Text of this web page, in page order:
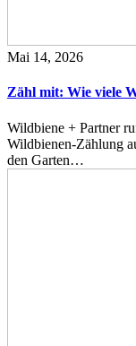
Mai 14, 2026
Zähl mit: Wie viele
Wildbiene + Partner
Wildbienen-Zählung
den Garten…